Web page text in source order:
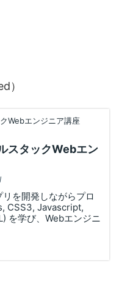
）
スタックWebエン
を開発しながらプロ
CSS3, Javascript,
を学び、Webエンジニ